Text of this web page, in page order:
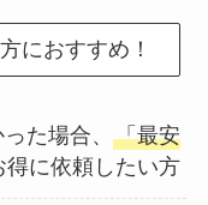
におすすめ！
た場合、 「最安
得に依頼したい方